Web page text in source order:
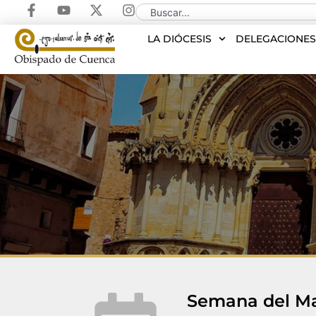
LA DIÓCESIS DELEGACIONES
Semana del